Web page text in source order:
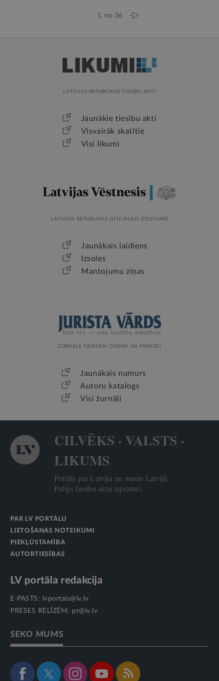
1. no 36
LATVIJAS REPUBLIKAS TIESĪBU AKTI
Jaunākie tiesību akti
Visvairāk skatītie
Visi likumi
LATVIJAS REPUBLIKAS OFICIĀLAIS IZDEVUMS
Jaunākais laidiens
Izsoles
Mantojumu ziņas
ŽURNĀLS TIESISKAI DOMAI UN PRAKSEI
Jaunākais numurs
Autoru katalogs
Visi žurnāli
CILVĒKS · VALSTS ·
LIKUMS
Portāls par Latviju un mums Latvijā.
Palīgs tiesību aktu izpratnei.
PAR LV PORTĀLU
LIETOŠANAS NOTEIKUMI
PIEKĻŪSTAMĪBA
AUTORTIESĪBAS
LV portāla redakcija
E-PASTS:
lvportals@lv.lv
PRESES RELĪZĒM: pr@lv.lv
SEKO MUMS